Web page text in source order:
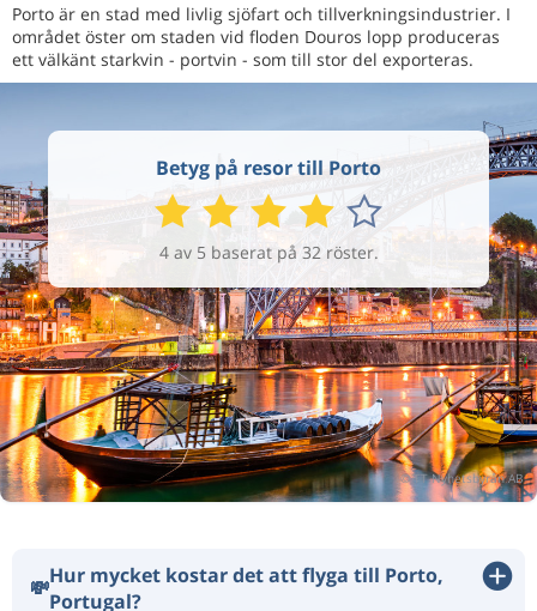
Porto är en stad med livlig sjöfart och tillverkningsindustrier. I
området öster om staden vid floden Douros lopp produceras
ett välkänt starkvin - portvin - som till stor del exporteras.
Betyg på resor till Porto
4 av 5 baserat på 32 röster.
💸Hur mycket kostar det att flyga till Porto,
Portugal?